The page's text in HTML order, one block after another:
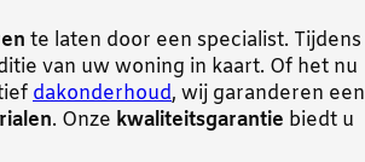
te laten door een specialist. Tijdens
van uw woning in kaart. Of het nu
dakonderhoud, wij garanderen een
. Onze kwaliteitsgarantie biedt u